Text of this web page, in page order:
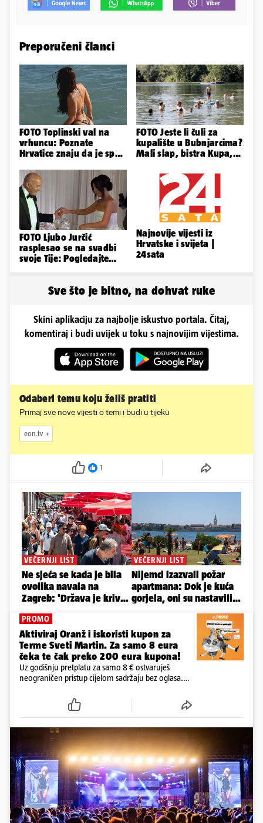
Preporučeni članci
FOTO Toplinski val na
vrhuncu: Poznate
Hrvatice znaju da je spas
FOTO Jeste li čuli za
kupalište u Bubnjarcima?
Mali slap, bistra Kupa,
FOTO Ljubo Jurčić
rasplesao se na svadbi
svoje Tije: Pogledajte
Najnovije vijesti iz
Hrvatske i svijeta |
24sata
Sve što je bitno, na dohvat ruke
Skini aplikaciju za najbolje iskustvo portala. Čitaj,
komentiraj i budi uvijek u toku s najnovijim vijestima.
Odaberi temu koju želiš pratiti
Primaj sve nove vijesti o temi i budi u tijeku
eon.tv
1
PROMO
Aktiviraj Oranž i iskoristi kupon za
Terme Sveti Martin. Za samo 8 eura
čeka te čak preko 200 eura kupona!
Uz godišnju pretplatu za samo 8 € ostvaruješ
neograničen pristup cijelom sadržaju bez oglasa.
dnevne e-novine 24sata i tjednika Express. Ali ni to